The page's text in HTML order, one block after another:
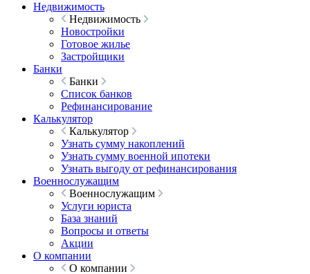
Недвижимость
Недвижимость
Новостройки
Готовое жилье
Застройщики
Банки
Банки
Список банков
Рефинансирование
Калькулятор
Калькулятор
Узнать сумму накоплений
Узнать сумму военной ипотеки
Узнать выгоду от рефинансирования
Военнослужащим
Военнослужащим
Услуги юриста
База знаний
Вопросы и ответы
Акции
О компании
О компании